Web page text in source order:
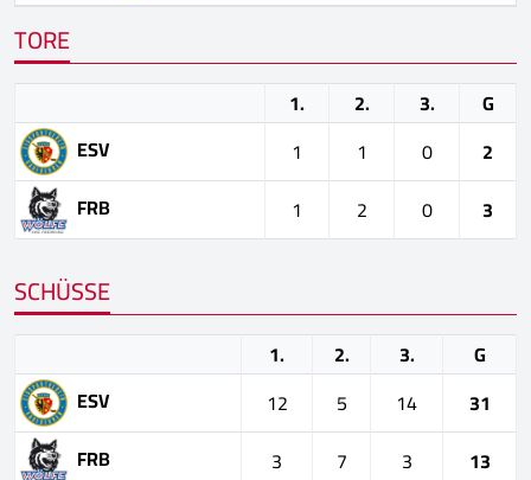
TORE
1. 2. 3.
G
ESV
1 1 0
2
FRB
1 2 0 3
SCHÜSSE
1. 2. 3.
G
ESV
12 5 14
31
FRB
3 7 3 13